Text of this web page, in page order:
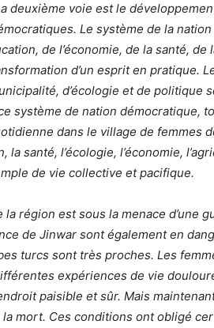
deuxième voie est le
Le système de la
de l’économie, de la santé,
d’un esprit en pratique.
d’écologie et de
système de nation démocratique,
dans le village de femmes
la santé, l’écologie, l’économie,
de vie collective et pacifique.
région est sous la menace d’une
de Jinwar sont également en
turcs sont très proches. Les
expériences de vie
paisible et sûr. Mais
mort. Ces conditions ont obligé